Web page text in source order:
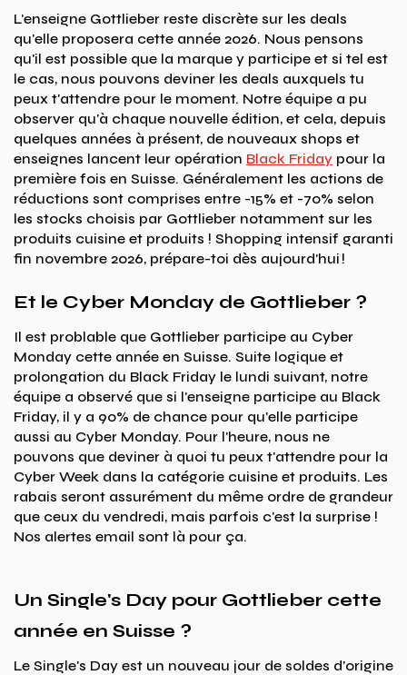
L'enseigne Gottlieber reste discrète sur les deals
qu'elle proposera cette année 2026. Nous pensons
qu'il est possible que la marque y participe et si tel est
le cas, nous pouvons deviner les deals auxquels tu
peux t'attendre pour le moment. Notre équipe a pu
observer qu'à chaque nouvelle édition, et cela, depuis
quelques années à présent, de nouveaux shops et
enseignes lancent leur opération Black Friday pour la
première fois en Suisse. Généralement les actions de
réductions sont comprises entre -15% et -70% selon
les stocks choisis par Gottlieber notamment sur les
produits cuisine et produits ! Shopping intensif garanti
fin novembre 2026, prépare-toi dès aujourd'hui !
Et le Cyber Monday de Gottlieber ?
Il est problable que Gottlieber participe au Cyber
Monday cette année en Suisse. Suite logique et
prolongation du Black Friday le lundi suivant, notre
équipe a observé que si l'enseigne participe au Black
Friday, il y a 90% de chance pour qu'elle participe
aussi au Cyber Monday. Pour l'heure, nous ne
pouvons que deviner à quoi tu peux t'attendre pour la
Cyber Week dans la catégorie cuisine et produits. Les
rabais seront assurément du même ordre de grandeur
que ceux du vendredi, mais parfois c'est la surprise !
Nos alertes email sont là pour ça.
Un Single's Day pour Gottlieber cette
année en Suisse ?
Le Single's Day est un nouveau jour de soldes d'origine